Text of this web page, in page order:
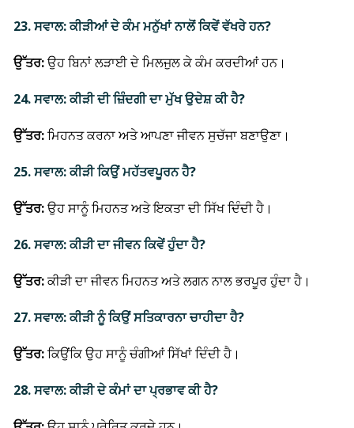
23. ਸਵਾਲ: ਕੀੜੀਆਂ ਦੇ ਕੰਮ ਮਨੁੱਖਾਂ ਨਾਲੋਂ ਕਿਵੇਂ ਵੱਖਰੇ ਹਨ?
ਉੱਤਰ:ਉਹ ਬਿਨਾਂ ਲੜਾਈ ਦੇ ਮਿਲਜੁਲ ਕੇ ਕੰਮ ਕਰਦੀਆਂ ਹਨ।
24. ਸਵਾਲ: ਕੀੜੀ ਦੀ ਜ਼ਿੰਦਗੀ ਦਾ ਮੁੱਖ ਉਦੇਸ਼ ਕੀ ਹੈ?
ਉੱਤਰ:ਮਿਹਨਤ ਕਰਨਾ ਅਤੇ ਆਪਣਾ ਜੀਵਨ ਸੁਚੱਜਾ ਬਣਾਉਣਾ।
25. ਸਵਾਲ: ਕੀੜੀ ਕਿਉਂ ਮਹੱਤਵਪੂਰਨ ਹੈ?
ਉੱਤਰ:ਉਹ ਸਾਨੂੰ ਮਿਹਨਤ ਅਤੇ ਇਕਤਾ ਦੀ ਸਿੱਖ ਦਿੰਦੀ ਹੈ।
26. ਸਵਾਲ: ਕੀੜੀ ਦਾ ਜੀਵਨ ਕਿਵੇਂ ਹੁੰਦਾ ਹੈ?
ਉੱਤਰ:ਕੀੜੀ ਦਾ ਜੀਵਨ ਮਿਹਨਤ ਅਤੇ ਲਗਨ ਨਾਲ ਭਰਪੂਰ ਹੁੰਦਾ ਹੈ।
27. ਸਵਾਲ: ਕੀੜੀ ਨੂੰ ਕਿਉਂ ਸਤਿਕਾਰਨਾ ਚਾਹੀਦਾ ਹੈ?
ਉੱਤਰ:ਕਿਉਂਕਿ ਉਹ ਸਾਨੂੰ ਚੰਗੀਆਂ ਸਿੱਖਾਂ ਦਿੰਦੀ ਹੈ।
28. ਸਵਾਲ: ਕੀੜੀ ਦੇ ਕੰਮਾਂ ਦਾ ਪ੍ਰਭਾਵ ਕੀ ਹੈ?